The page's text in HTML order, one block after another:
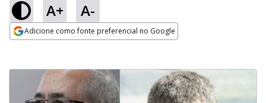
A+ A-
Adicione como fonte preferencial no Google